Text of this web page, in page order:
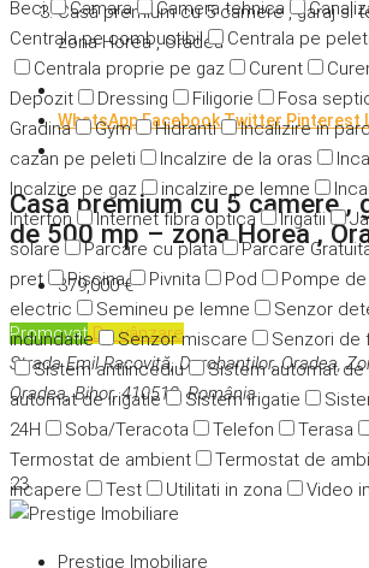
Beci
Camara Camera tehnica
Centrala pe combustibil
Centrala pe peleti
Centrala proprie pe gaz
Curent
Depozit
Dressing Filigorie Fosa
Gradina
Gym Hidranti Incalizire in
cazan pe peleti
Incalzire de la oras
Incalzire pe gaz
incalzire pe lemne
Interfon
Internet fibra optica Irigatii
solare
Parcare cu plata Parcare
pret
Piscina Pivnita Pod Pompe
electric
Semineu pe lemne Senzor
indundatie
Senzor miscare Senzori de
Sistem antiincediu
Sistem automat de
automat de irigatie
Sistem irigatie
24H
Soba/Teracota Telefon Terasa
Termostat de ambient
Termostat de
incapere
Test Utilitati in zona Video
Casă premium cu 5 camere , garaj si
zona Horea , Oradea
WhatsAppFacebookTwitter Pinterest
Casă premium cu 5 camere ,
de 500 mp – zona Horea ,
379,000 €
PromovatDe vânzare
Strada Emil Racoviță, Dorobanților, Oradea,
Oradea, Bihor, 410512, România
23
Prestige Imobiliare